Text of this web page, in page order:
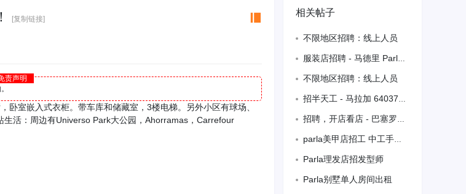
[复制链接]
责声明
室嵌入式衣柜。带车库和储藏室，3楼电梯。另外小区有球场、
活：周边有Universo Park大公园，Ahorramas，Carrefour
相关帖子
不限地区招聘：线上人员
服装店招聘 - 马德里 Parla 625715574
不限地区招聘：线上人员
招半天工 - 马拉加 640373404
招聘，开店看店 - 巴塞罗那 +34689263609
parla美甲店招工 中工手脚护理 Vx：yuelianghenliang315
Parla理发店招发型师
Parla别墅单人房间出租